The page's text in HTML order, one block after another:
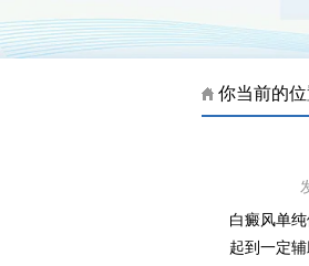
你当前的位
白癜风单
起到一定